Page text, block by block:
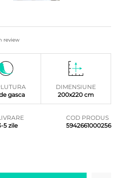
review
gasca
DIMENSIUNE
200x220 cm
5 zile
COD PRODUS
5942661000256